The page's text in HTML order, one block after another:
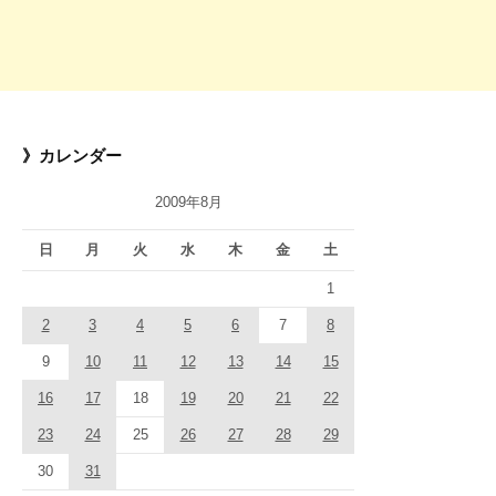
》カレンダー
2009年8月
日 月 火 水 木 金 土
1
2 3 4 5 6 7 8
9 10 11 12 13 14 15
16 17 18 19 20 21 22
23 24 25 26 27 28 29
30 31